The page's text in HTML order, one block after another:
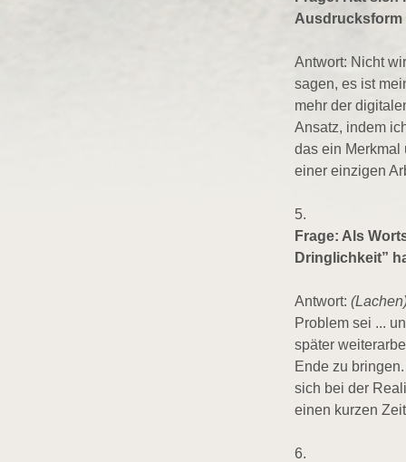
Ausdrucksform
Antwort: Nicht
sagen, es ist
mehr der
Ansatz, indem
das ein Merkmal
einer einzigen
5.
Frage: Als
Dringlichkeit”
Antwort:
Problem sei ...
später
Ende zu
sich bei der
einen kurzen
6.